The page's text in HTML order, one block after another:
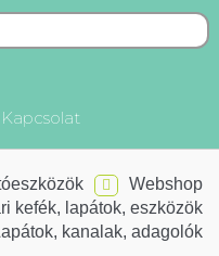
Kapcsolat
Webshop
kefék, lapátok, eszközök
kanalak, adagolók